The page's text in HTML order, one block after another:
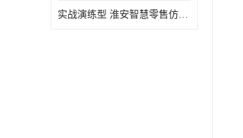
实战演练型 淮安智慧零售仿真实训 实战沉浸式